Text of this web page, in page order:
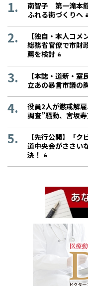
南智子 第一滝本
ふれる街づくりへ
【独自・本人コ
総務省官僚で市財
薦を検討
【本誌・道新・
立あの暴言市議の
役員2人が懲戒解
調査”騒動、宮坂
【先行公開】「ク
道中央会がささい
決！